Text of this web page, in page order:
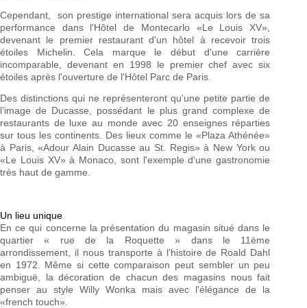
Cependant, son prestige international sera acquis lors de sa
performance dans l'Hôtel de Montecarlo «Le Louis XV»,
devenant le premier restaurant d'un hôtel à recevoir trois
étoiles Michelin. Cela marque le début d'une carrière
incomparable, devenant en 1998 le premier chef avec six
étoiles après l'ouverture de l'Hôtel Parc de Paris.
Des distinctions qui ne représenteront qu'une petite partie de
l’image de Ducasse, possédant le plus grand complexe de
restaurants de luxe au monde avec 20 enseignes réparties
sur tous les continents. Des lieux comme le «Plaza Athénée»
à Paris, «Adour Alain Ducasse au St. Regis» à New York ou
«Le Louis XV» à Monaco, sont l'exemple d'une gastronomie
très haut de gamme.
Un lieu unique
En ce qui concerne la présentation du magasin situé dans le
quartier « rue de la Roquette » dans le 11ème
arrondissement, il nous transporte à l'histoire de Roald Dahl
en 1972. Même si cette comparaison peut sembler un peu
ambiguë, la décoration de chacun des magasins nous fait
penser au style Willy Wonka mais avec l'élégance de la
«french touch».